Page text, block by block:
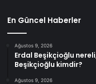
En Güncel Haberler
Ağustos 9, 2026
Erdal Beşikçioğlu
Beşikçioğlu kimdir?
Ağustos 9, 2026